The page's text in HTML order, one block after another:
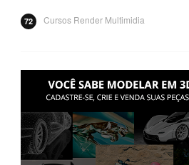
Cursos Render Multimidia
72